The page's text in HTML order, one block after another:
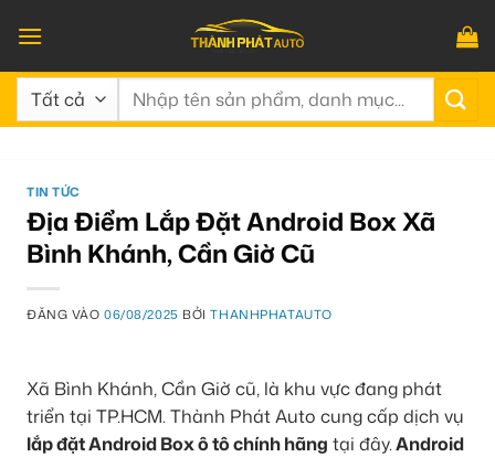
qua
nội
dung
Tìm
TIN TỨC
Địa Điểm Lắp Đặt Android Box Xã
Bình Khánh, Cần Giờ Cũ
ĐĂNG VÀO06/08/2025 BỞITHANHPHATAUTO
Xã Bình Khánh, Cần Giờ cũ, là khu vực đang phát
triển tại TP.HCM. Thành Phát Auto cung cấp dịch vụ
lắp đặt Android Box ô tô chính hãng tại đây.Android